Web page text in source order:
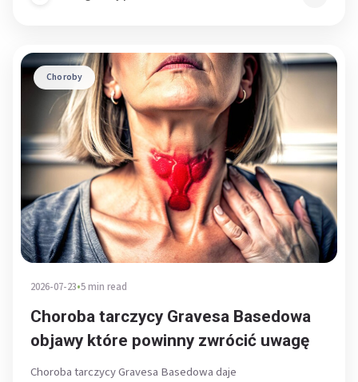
Choroby
2026-07-23•5 min read
Choroba tarczycy Gravesa Basedowa
objawy które powinny zwrócić uwagę
Choroba tarczycy Gravesa Basedowa daje